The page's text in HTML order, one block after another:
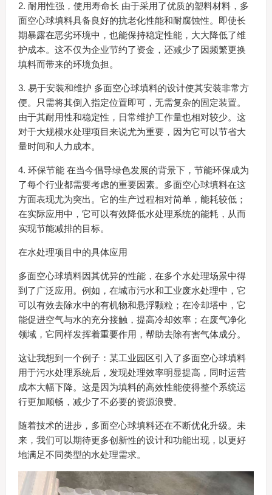
2. 耐用性强，使用寿命长 由于采用了优质的塑料材料，多
面空心球填料具备良好的抗老化性能和耐腐蚀性。即使长
期暴露在恶劣环境中，也能保持稳定性能，大大降低了维
护成本。这不仅为企业节约了资金，还减少了因频繁更换
填料而带来的环境负担。
3. 易于安装和维护 多面空心球填料的设计使其安装非常方
便。只需将其倒入指定位置即可，无需复杂的固定装置。
由于其耐用性和稳定性，日常维护工作量也相对较少。这
对于大规模水处理项目来说尤为重要，因为它可以节省大
量时间和人力成本。
4. 环保节能 在当今倡导绿色发展的背景下，节能环保成为
了每个行业都需要考虑的重要因素。多面空心球填料在这
方面表现尤为突出。它的生产过程相对简单，能耗较低；
在实际应用中，它可以有效降低水处理系统的能耗，从而
实现节能减排的目标。
在水处理项目中的具体应用
多面空心球填料因其优异的性能，在多个水处理场景中得
到了广泛应用。例如，在城市污水和工业废水处理中，它
可以有效去除水中的有机物和悬浮颗粒；在冷却塔中，它
能促进空气与水的充分接触，提高冷却效率；在废气净化
领域，它同样发挥着重要作用，帮助去除有害气体成分。
这让我想到一个例子：某工业园区引入了多面空心球填料
用于污水处理系统后，发现处理效率明显提高，同时运营
成本大幅下降。这是因为填料的高效性能使得整个系统运
行更加顺畅，减少了不必要的资源浪费。
随着技术的进步，多面空心球填料还在不断优化升级。未
来，我们可以期待更多创新性的设计和功能出现，以更好
地满足不同类型的水处理需求。